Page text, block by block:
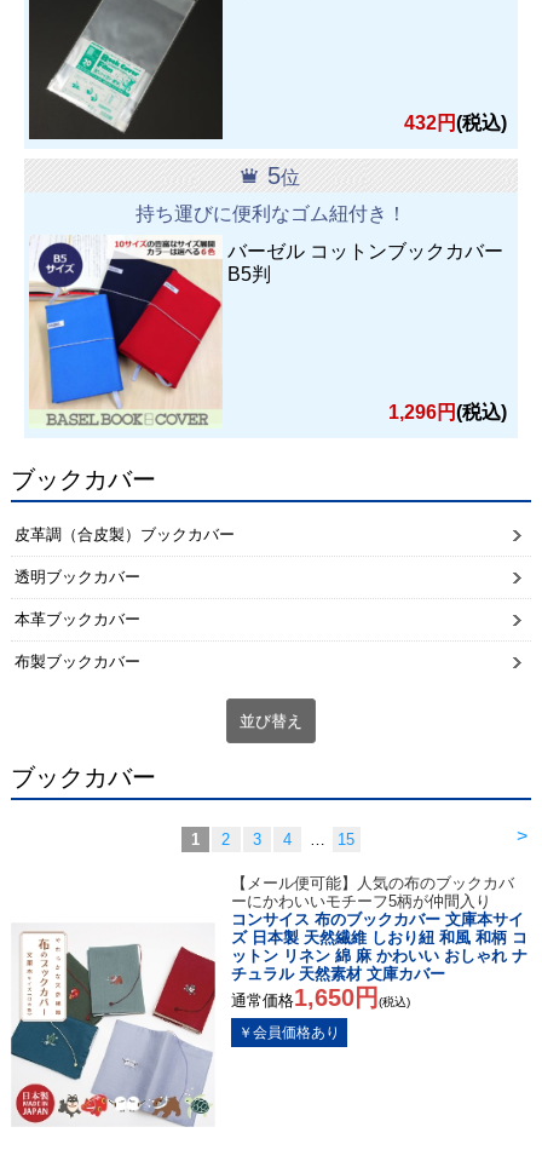
432円(税込)
5位
持ち運びに便利なゴム紐付き！
バーゼル コットンブックカバー
B5判
1,296円(税込)
ブックカバー
皮革調（合皮製）ブックカバー
透明ブックカバー
本革ブックカバー
布製ブックカバー
並び替え
ブックカバー
>
1 2 3 4 15
【メール便可能】人気の布のブックカバ
ーにかわいいモチーフ5柄が仲間入り
コンサイス 布のブックカバー 文庫本サイ
ズ 日本製 天然繊維 しおり紐 和風 和柄 コ
ットン リネン 綿 麻 かわいい おしゃれ ナ
チュラル 天然素材 文庫カバー
通常価格1,650円 (税込)